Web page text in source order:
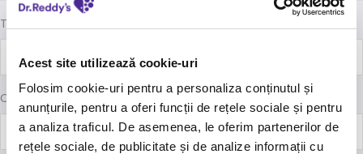
Acest site utilizează cookie-uri
Folosim cookie-uri pentru a personaliza conținutul și
anunțurile, pentru a oferi funcții de rețele sociale și pentru
a analiza traficul. De asemenea, le oferim partenerilor de
rețele sociale, de publicitate și de analize informații cu
Telefon
Cod CUIM / Nr. Carnet Rezident*